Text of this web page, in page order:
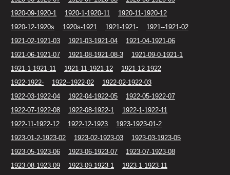
1920-09-1920-1
1920-1-1920-11
1920-11-1920-12
1920-12-1920s
1920s-1921 1921-1921-
1921--1921-02
1921-02-1921-03
1921-03-1921-04
1921-04-1921-06
1921-06-1921-07
1921-08-1921-08-3
1921-09-0-1921-1
1921-1-1921-11
1921-11-1921-12
1921-12-1922
1922-1922-
1922--1922-02
1922-02-1922-03
1922-03-1922-04
1922-04-1922-05
1922-05-1922-07
1922-07-1922-08
1922-08-1922-1
1922-1-1922-11
1922-11-1922-12
1922-12-1923
1923-1923-01-2
1923-01-2-1923-02
1923-02-1923-03
1923-03-1923-05
1923-05-1923-06
1923-06-1923-07
1923-07-1923-08
1923-08-1923-09
1923-09-1923-1
1923-1-1923-11